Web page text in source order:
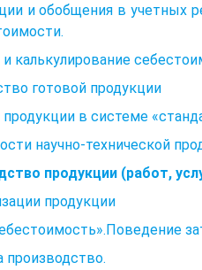
и обобщения в учетных
калькулирование
готовой продукции
в системе
научно-технической
продукции (работ,
продукции
производство.